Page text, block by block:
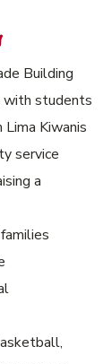
Building
with students
Kiwanis
service
a